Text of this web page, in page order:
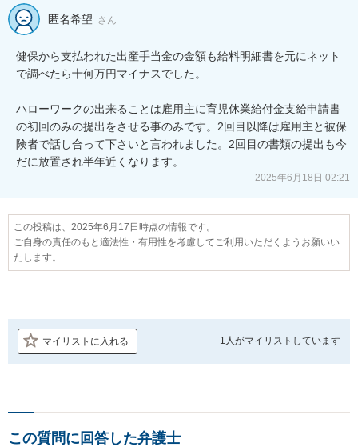
匿名希望 さん
健保から支払われた出産手当金の金額も給料明細書を元にネット
で調べたら十何万円マイナスでした。
ハローワークの出来ることは雇用主に育児休業給付金支給申請書
の初回のみの提出をさせる事のみです。2回目以降は雇用主と被保
険者で話し合って下さいと言われました。2回目の書類の提出も今
だに放置され半年近くなります。
2025年6月18日 02:21
この投稿は、2025年6月17日時点の情報です。
ご自身の責任のもと適法性・有用性を考慮してご利用いただくようお願いい
たします。
マイリストに入れる 1人がマイリストしています
この質問に回答した弁護士